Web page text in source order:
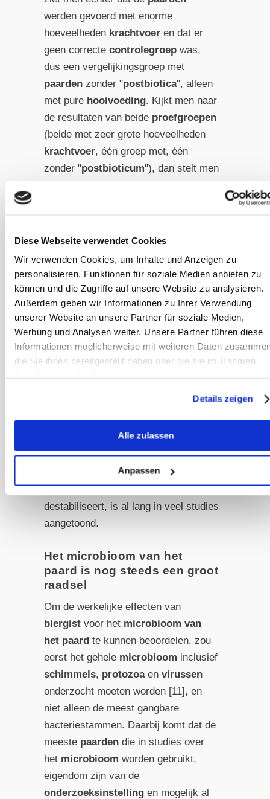
Diese Webseite verwendet Cookies
Wir verwenden Cookies, um Inhalte und Anzeigen zu
personalisieren, Funktionen für soziale Medien anbieten zu
können und die Zugriffe auf unsere Website zu analysieren.
Außerdem geben wir Informationen zu Ihrer Verwendung
unserer Website an unsere Partner für soziale Medien,
Werbung und Analysen weiter. Unsere Partner führen diese
Informationen möglicherweise mit weiteren Daten
die Sie ihnen bereitgestellt haben oder die sie im Rahmen
Details zeigen
Alle zulassen
Anpassen
werden gevoerd met enorme
hoeveelheden krachtvoeren dat er
geen correcte controlegroepwas,
dus een vergelijkingsgroep met
paardenzonder "postbiotica", alleen
met pure hooivoeding. Kijkt men naar
de resultaten van beide proefgroepen
(beide met zeer grote hoeveelheden
krachtvoer, één groep met, één
zonder "postbioticum"), dan stelt men
[35]. Het
postbioticum
heeft dus
niet bij een niet-soortspecifieke
voeding.
Bovendien zijn dergelijke studies niet
overdraagbaar oprecreatiepaarden,
omdat hetmicrobioomzeker anders
stress
worden
gevoerd. Dat het zetmeel dat bij de
van grote hoeveelheden
krachtvoerin dedikke darm
terechtkomt negatieve effecten heeft
op hetmicrobioomen dit
destabiliseert, is al lang in veel studies
aangetoond.
Het microbioom van het
paard is nog steeds een groot
raadsel
Om de werkelijke effecten van
biergistvoor het microbioom van
het paardte kunnen beoordelen, zou
eerst het gehele microbioom inclusief
schimmels, protozoaen virussen
onderzocht moeten worden [11], en
niet alleen de meest gangbare
bacteriestammen. Daarbij komt dat de
meeste paardendie in studies over
het microbioom worden gebruikt,
eigendom zijn van de
onderzoeksinstellingen mogelijk al